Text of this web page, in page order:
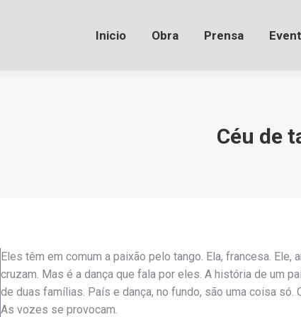
Inicio Obra Prensa
Céu de
Eles têm em comum a paixão pelo tango. Ela, francesa. Ele,
cruzam. Mas é a dança que fala por eles. A história de um
de duas famílias. País e dança, no fundo, são uma coisa só.
As vozes se provocam.